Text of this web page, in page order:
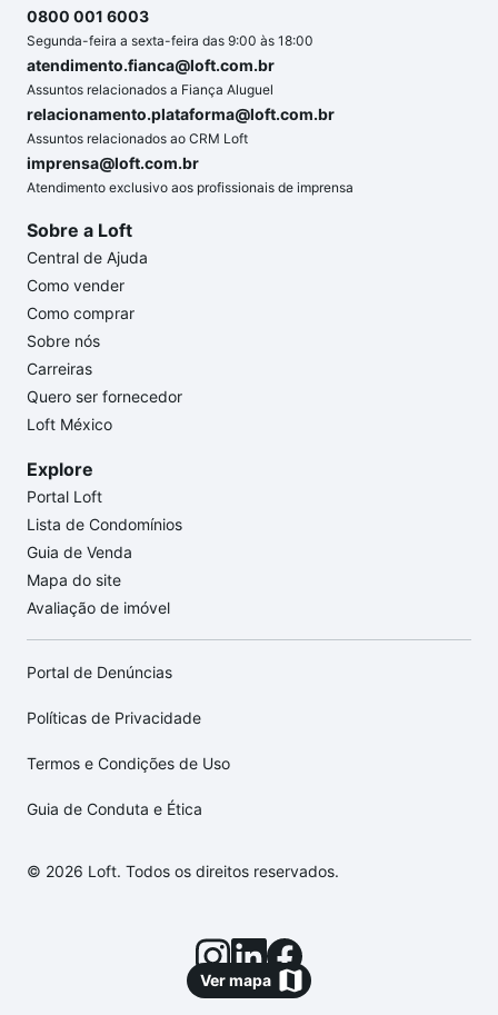
Ver mapa
0800 001 6003
Segunda-feira a sexta-feira das 9:00 às 18:00
atendimento.fianca@loft.com.br
Assuntos relacionados a Fiança Aluguel
relacionamento.plataforma@loft.com.br
Assuntos relacionados ao CRM Loft
imprensa@loft.com.br
Atendimento exclusivo aos profissionais de imprensa
Sobre a Loft
Central de Ajuda
Como vender
Como comprar
Sobre nós
Carreiras
Quero ser fornecedor
Loft México
Explore
Portal Loft
Lista de Condomínios
Guia de Venda
Mapa do site
Avaliação de imóvel
Portal de Denúncias
Políticas de Privacidade
Termos e Condições de Uso
Guia de Conduta e Ética
© 2026 Loft. Todos os direitos reservados.